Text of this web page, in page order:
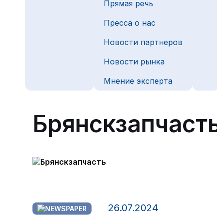
Прямая речь
Пресса о нас
Новости партнеров
Новости рынка
Мнение эксперта
26.07.2024